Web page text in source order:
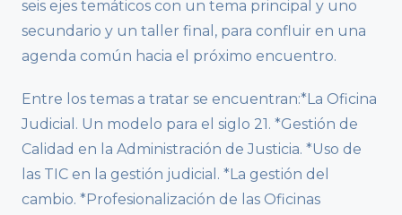
seis ejes temáticos con un tema principal y uno
secundario y un taller final, para confluir en una
agenda común hacia el próximo encuentro.
Entre los temas a tratar se encuentran:*La Oficina
Judicial. Un modelo para el siglo 21. *Gestión de
Calidad en la Administración de Justicia. *Uso de
las TIC en la gestión judicial. *La gestión del
cambio. *Profesionalización de las Oficinas